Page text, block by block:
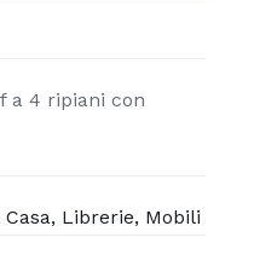
a 4 ripiani con
Casa, Librerie, Mobili